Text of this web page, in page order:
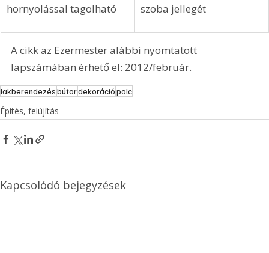
hornyolással tagolható
szoba jellegét
A cikk az Ezermester alábbi nyomtatott
lapszámában érhető el: 2012/február.
lakberendezésbútordekorációpolc
Építés, felújítás
Kapcsolódó bejegyzések